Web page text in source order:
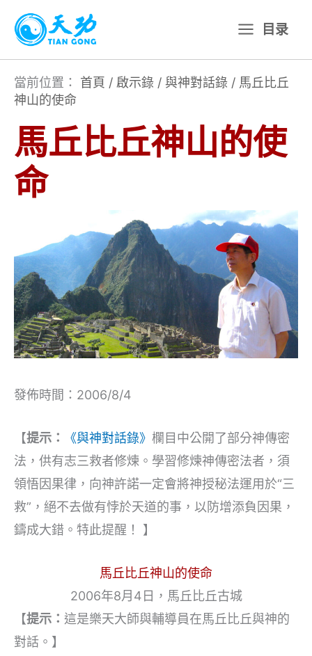
主
目录
當前位置： 首頁 / 啟示錄 / 與神對話錄 / 馬丘比丘
神山的使命
馬丘比丘神山的使
命
發佈時間：2006/8/4
【提示： 《與神對話錄》 欄目中公開了部分神傳密
法，供有志三救者修煉。學習修煉神傳密法者，須
領悟因果律，向神許諾一定會將神授秘法運用於“三
救”，絕不去做有悖於天道的事，以防增添負因果，
鑄成大錯。特此提醒！ 】
馬丘比丘神山的使命
2006年8月4日，馬丘比丘古城
【提示： 這是樂天大師與輔導員在馬丘比丘與神的
對話。】